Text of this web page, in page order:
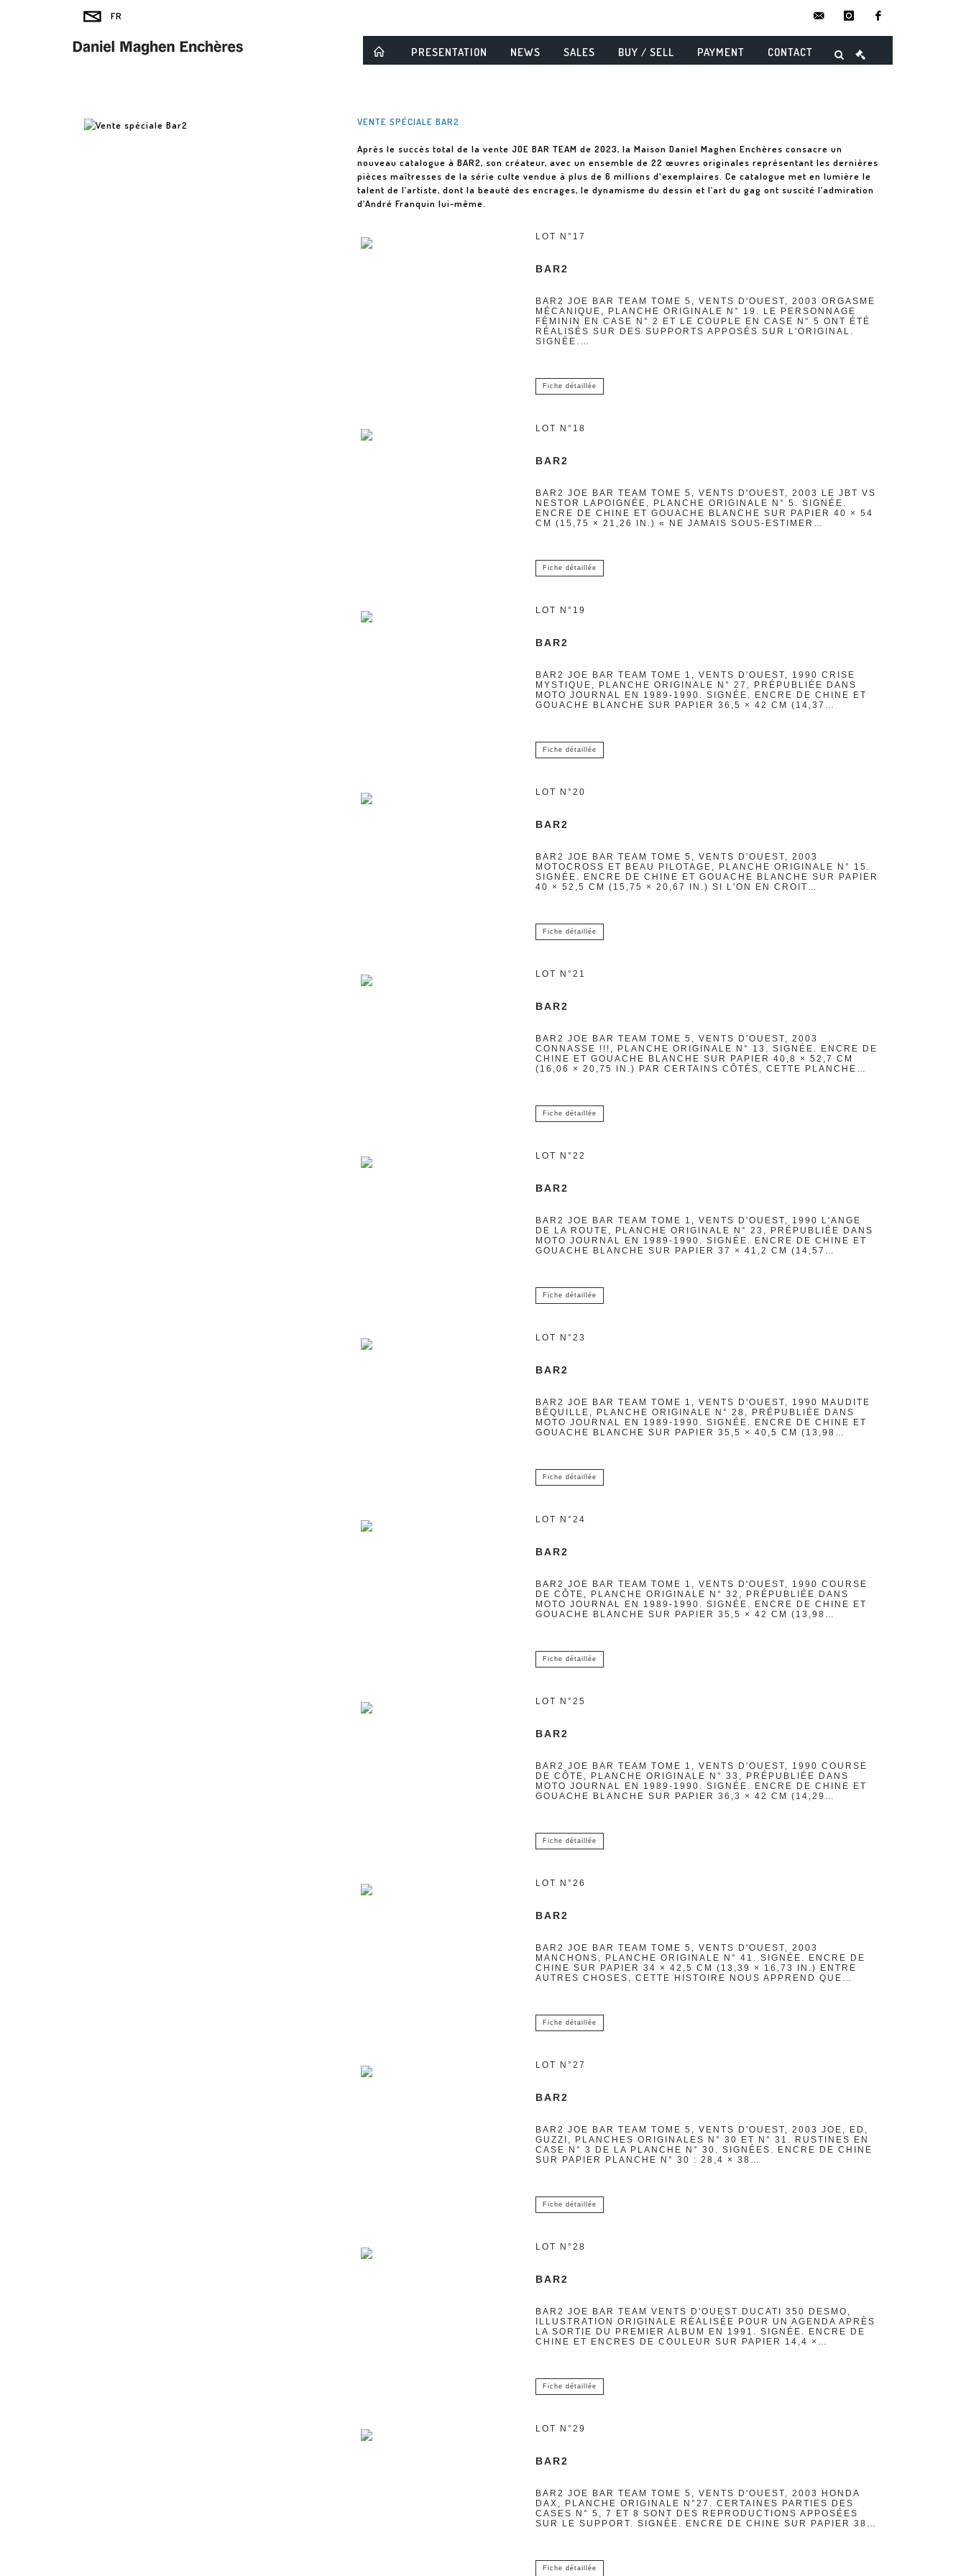
instagram
PRESENTATION NEWS SALES BUY / SELL PAYMENT CONTACT
VENTE SPÉCIALE BAR2
Après le succès total de la vente JOE BAR TEAM de 2023, la Maison Daniel Maghen Enchères consacre un
nouveau catalogue à BAR2, son créateur, avec un ensemble de 22 œuvres originales représentant les dernières
pièces maîtresses de la série culte vendue à plus de 6 millions d'exemplaires. Ce catalogue met en lumière le
talent de l’artiste, dont la beauté des encrages, le dynamisme du dessin et l’art du gag ont suscité l’admiration
d’André Franquin lui-même.
LOT N°17
BAR2
BAR2 JOE BAR TEAM TOME 5, VENTS D'OUEST, 2003 ORGASME
MÉCANIQUE, PLANCHE ORIGINALE N° 19. LE PERSONNAGE
FÉMININ EN CASE N° 2 ET LE COUPLE EN CASE N° 5 ONT ÉTÉ
RÉALISÉS SUR DES SUPPORTS APPOSÉS SUR L'ORIGINAL.
SIGNÉE.…
Fiche détaillée
LOT N°18
BAR2
BAR2 JOE BAR TEAM TOME 5, VENTS D'OUEST, 2003 LE JBT VS
NESTOR LAPOIGNÉE, PLANCHE ORIGINALE N° 5. SIGNÉE.
ENCRE DE CHINE ET GOUACHE BLANCHE SUR PAPIER 40 × 54
CM (15,75 × 21,26 IN.) « NE JAMAIS SOUS-ESTIMER…
Fiche détaillée
LOT N°19
BAR2
BAR2 JOE BAR TEAM TOME 1, VENTS D'OUEST, 1990 CRISE
MYSTIQUE, PLANCHE ORIGINALE N° 27, PRÉPUBLIÉE DANS
MOTO JOURNAL EN 1989-1990. SIGNÉE. ENCRE DE CHINE ET
GOUACHE BLANCHE SUR PAPIER 36,5 × 42 CM (14,37…
Fiche détaillée
LOT N°20
BAR2
BAR2 JOE BAR TEAM TOME 5, VENTS D'OUEST, 2003
MOTOCROSS ET BEAU PILOTAGE, PLANCHE ORIGINALE N° 15.
SIGNÉE. ENCRE DE CHINE ET GOUACHE BLANCHE SUR PAPIER
40 × 52,5 CM (15,75 × 20,67 IN.) SI L'ON EN CROIT…
Fiche détaillée
LOT N°21
BAR2
BAR2 JOE BAR TEAM TOME 5, VENTS D'OUEST, 2003
CONNASSE !!!, PLANCHE ORIGINALE N° 13. SIGNÉE. ENCRE DE
CHINE ET GOUACHE BLANCHE SUR PAPIER 40,8 × 52,7 CM
(16,06 × 20,75 IN.) PAR CERTAINS CÔTÉS, CETTE PLANCHE…
Fiche détaillée
LOT N°22
BAR2
BAR2 JOE BAR TEAM TOME 1, VENTS D'OUEST, 1990 L'ANGE
DE LA ROUTE, PLANCHE ORIGINALE N° 23, PRÉPUBLIÉE DANS
MOTO JOURNAL EN 1989-1990. SIGNÉE. ENCRE DE CHINE ET
GOUACHE BLANCHE SUR PAPIER 37 × 41,2 CM (14,57…
Fiche détaillée
LOT N°23
BAR2
BAR2 JOE BAR TEAM TOME 1, VENTS D'OUEST, 1990 MAUDITE
BÉQUILLE, PLANCHE ORIGINALE N° 28, PRÉPUBLIÉE DANS
MOTO JOURNAL EN 1989-1990. SIGNÉE. ENCRE DE CHINE ET
GOUACHE BLANCHE SUR PAPIER 35,5 × 40,5 CM (13,98…
Fiche détaillée
LOT N°24
BAR2
BAR2 JOE BAR TEAM TOME 1, VENTS D'OUEST, 1990 COURSE
DE CÔTE, PLANCHE ORIGINALE N° 32, PRÉPUBLIÉE DANS
MOTO JOURNAL EN 1989-1990. SIGNÉE. ENCRE DE CHINE ET
GOUACHE BLANCHE SUR PAPIER 35,5 × 42 CM (13,98…
Fiche détaillée
LOT N°25
BAR2
BAR2 JOE BAR TEAM TOME 1, VENTS D'OUEST, 1990 COURSE
DE CÔTE, PLANCHE ORIGINALE N° 33, PRÉPUBLIÉE DANS
MOTO JOURNAL EN 1989-1990. SIGNÉE. ENCRE DE CHINE ET
GOUACHE BLANCHE SUR PAPIER 36,3 × 42 CM (14,29…
Fiche détaillée
LOT N°26
BAR2
BAR2 JOE BAR TEAM TOME 5, VENTS D'OUEST, 2003
MANCHONS, PLANCHE ORIGINALE N° 41. SIGNÉE. ENCRE DE
CHINE SUR PAPIER 34 × 42,5 CM (13,39 × 16,73 IN.) ENTRE
AUTRES CHOSES, CETTE HISTOIRE NOUS APPREND QUE…
Fiche détaillée
LOT N°27
BAR2
BAR2 JOE BAR TEAM TOME 5, VENTS D'OUEST, 2003 JOE, ED,
GUZZI, PLANCHES ORIGINALES N° 30 ET N° 31. RUSTINES EN
CASE N° 3 DE LA PLANCHE N° 30. SIGNÉES. ENCRE DE CHINE
SUR PAPIER PLANCHE N° 30 : 28,4 × 38…
Fiche détaillée
LOT N°28
BAR2
BAR2 JOE BAR TEAM VENTS D'OUEST DUCATI 350 DESMO,
ILLUSTRATION ORIGINALE RÉALISÉE POUR UN AGENDA APRÈS
LA SORTIE DU PREMIER ALBUM EN 1991. SIGNÉE. ENCRE DE
CHINE ET ENCRES DE COULEUR SUR PAPIER 14,4 ×…
Fiche détaillée
LOT N°29
BAR2
BAR2 JOE BAR TEAM TOME 5, VENTS D'OUEST, 2003 HONDA
DAX, PLANCHE ORIGINALE N°27. CERTAINES PARTIES DES
CASES N° 5, 7 ET 8 SONT DES REPRODUCTIONS APPOSÉES
SUR LE SUPPORT. SIGNÉE. ENCRE DE CHINE SUR PAPIER 38…
Fiche détaillée